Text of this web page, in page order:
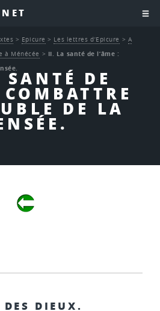
DE
DE LA
> Epicure > Les lettres d’Epicure > A
à Ménécée > II. La santé de l’âme :
DIEUX.